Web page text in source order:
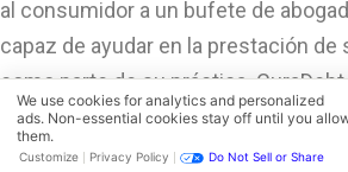
al consumidor a un bufete de
capaz de ayudar en la prestación
como parte de su práctica.
mantiene una política de no
raza, color, religión, sexo, estado
We use cookies for analytics and personalized
ads. Non-essential cookies stay off until you
them.
Customize Privacy Policy Do Not Sell or Share